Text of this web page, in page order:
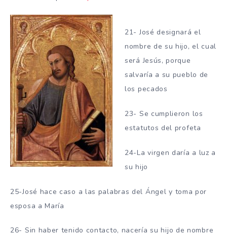
21- José designará el
nombre de su hijo, el cual
será Jesús, porque
salvaría a su pueblo de
los pecados
23- Se cumplieron los
estatutos del profeta
24-La virgen daría a luz a
su hijo
25-José hace caso a las palabras del Ángel y toma por
esposa a María
26- Sin haber tenido contacto, nacería su hijo de nombre